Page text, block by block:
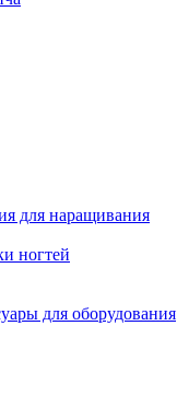
для наращивания
ногтей
для оборудования